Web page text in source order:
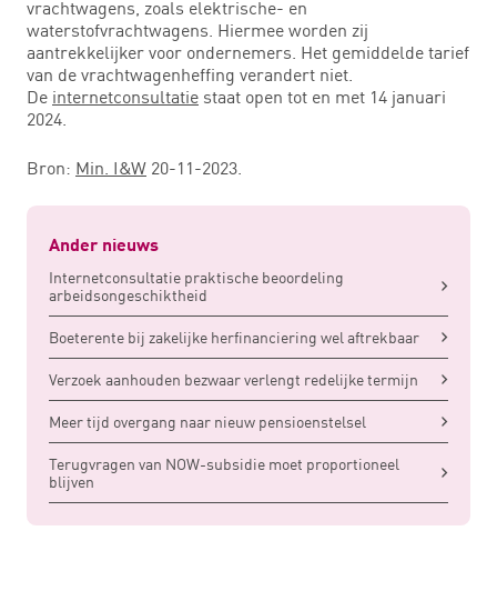
vrachtwagens, zoals elektrische- en
waterstofvrachtwagens. Hiermee worden zij
aantrekkelijker voor ondernemers. Het gemiddelde tarief
van de vrachtwagenheffing verandert niet.
De internetconsultatie staat open tot en met 14 januari
2024.
Bron: Min. I&W 20-11-2023.
Ander nieuws
Internetconsultatie praktische beoordeling
arbeidsongeschiktheid
Boeterente bij zakelijke herfinanciering wel aftrekbaar
Verzoek aanhouden bezwaar verlengt redelijke termijn
Meer tijd overgang naar nieuw pensioenstelsel
Terugvragen van NOW-subsidie moet proportioneel
blijven